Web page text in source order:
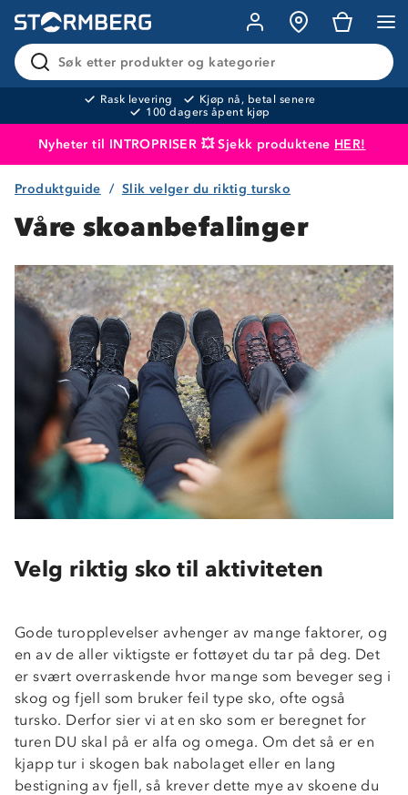
Søk etter produkter og kategorier
Rask levering
Kjøp nå, betal senere
100 dagers åpent kjøp
Nyheter til INTROPRISER 💥 Sjekk produktene HER!
Produktet er lagt i handlekurven Til kassen
Produktguide Slik velger du riktig tursko
Våre skoanbefalinger
Velg riktig sko til aktiviteten
Gode turopplevelser avhenger av mange faktorer, og
en av de aller viktigste er fottøyet du tar på deg. Det
er svært overraskende hvor mange som beveger seg i
skog og fjell som bruker feil type sko, ofte også
tursko. Derfor sier vi at en sko som er beregnet for
turen DU skal på er alfa og omega. Om det så er en
kjapp tur i skogen bak nabolaget eller en lang
bestigning av fjell, så krever dette mye av skoene du